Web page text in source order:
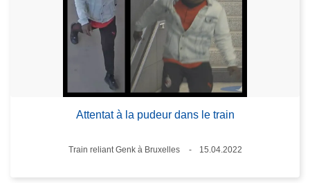
Attentat à la pudeur dans le train
Lieux
Train reliant Genk à Bruxelles
15.04.2022